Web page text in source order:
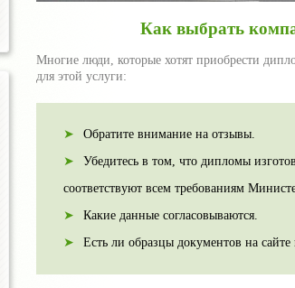
Как выбрать
Многие люди, которые хотят приобрести
для этой услуги:
Обратите внимание на отзывы.
Убедитесь в том, что дипломы
соответствуют всем требованиям
Какие данные согласовываются.
Есть ли образцы документов на сайте